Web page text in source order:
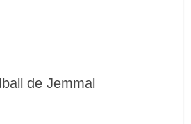
de Jemmal